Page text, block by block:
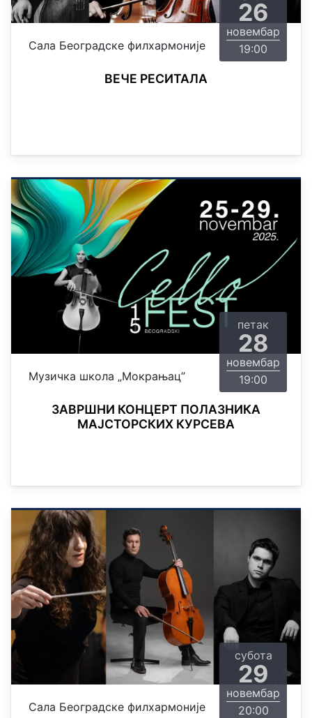
26
новембар
19:00
Сала Београдске филхармоније
ВЕЧЕ РЕСИТАЛА
петак
28
новембар
19:00
Музичкa школa „Мокрањац”
ЗАВРШНИ КОНЦЕРТ ПОЛАЗНИКА
МАЈСТОРСКИХ КУРСЕВА
субота
29
новембар
20:00
Сала Београдске филхармоније